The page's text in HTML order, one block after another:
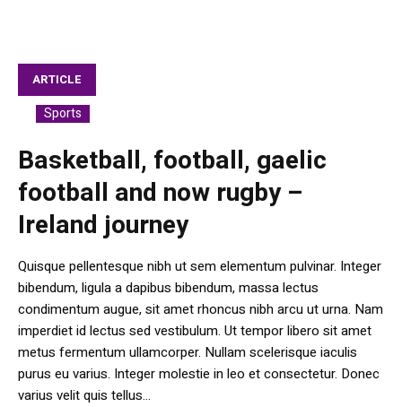
ARTICLE
Sports
Basketball, football, gaelic
football and now rugby –
Ireland journey
Quisque pellentesque nibh ut sem elementum pulvinar. Integer
bibendum, ligula a dapibus bibendum, massa lectus
condimentum augue, sit amet rhoncus nibh arcu ut urna. Nam
imperdiet id lectus sed vestibulum. Ut tempor libero sit amet
metus fermentum ullamcorper. Nullam scelerisque iaculis
purus eu varius. Integer molestie in leo et consectetur. Donec
varius velit quis tellus...